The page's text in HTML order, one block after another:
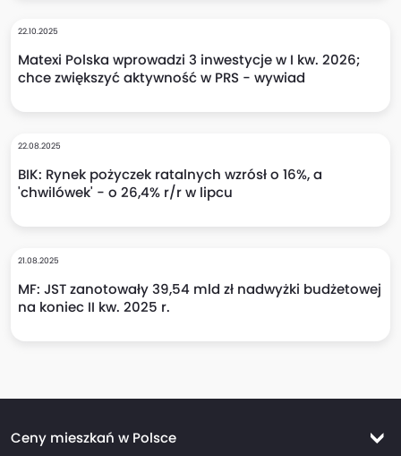
22.10.2025
Matexi Polska wprowadzi 3 inwestycje w I kw. 2026;
chce zwiększyć aktywność w PRS - wywiad
22.08.2025
BIK: Rynek pożyczek ratalnych wzrósł o 16%, a
'chwilówek' - o 26,4% r/r w lipcu
21.08.2025
MF: JST zanotowały 39,54 mld zł nadwyżki budżetowej
na koniec II kw. 2025 r.
Ceny mieszkań w Polsce